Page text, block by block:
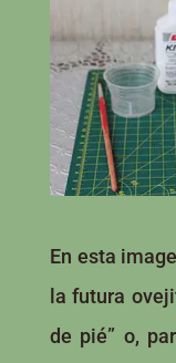
En esta
la futura
de pié” o,